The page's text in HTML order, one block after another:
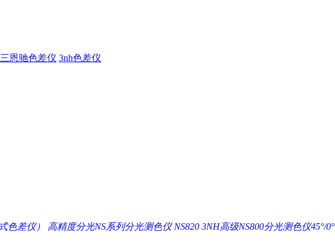
三恩驰色差仪 3nh色差仪
色差仪） 高精度分光NS系列分光测色仪 NS820 3NH高级NS800分光测色仪45°/0°